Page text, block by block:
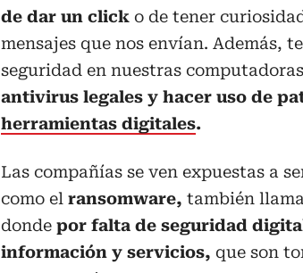
de dar un click o de tener
mensajes que nos envían. Además,
seguridad en nuestras
antivirus legales y hacer uso de
herramientas digitales.
Las compañías se ven expuestas a
como el ransomware, también
donde por falta de seguridad
información y servicios, que son